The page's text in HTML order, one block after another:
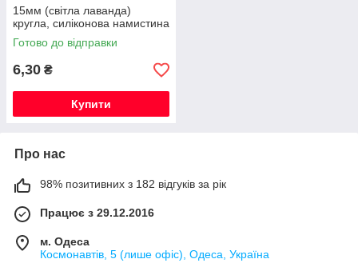
15мм (світла лаванда)
кругла, силіконова намистина
Готово до відправки
6,30 ₴
Купити
Про нас
98% позитивних з 182 відгуків за рік
Працює з 29.12.2016
м. Одеса
Космонавтів, 5 (лише офіс), Одеса, Україна